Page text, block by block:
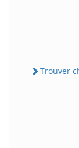
Trouver